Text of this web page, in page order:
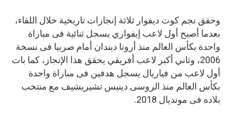
وحقق نجم كوت ديفوار ثلاثة إنجازات تاريخية خلال اللقاء،
بعدما أصبح أول لاعب إيفواري يسجل ثنائية فى مباراة
واحدة بكأس العالم منذ أرونا ديندان أمام صربيا فى نسخة
2006، وثاني أكبر لاعب أفريقي يحقق هذا الإنجاز، كما بات
أول لاعب من فياريال يسجل هدفين فى مباراة واحدة
بكأس العالم منذ الروسى دينيس تشيريشيف مع منتخب
بلاده فى مونديال 2018.